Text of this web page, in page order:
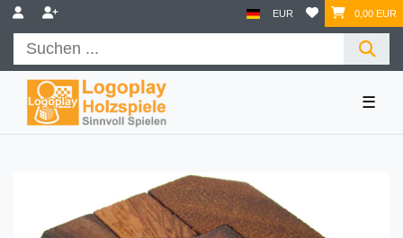
EUR 0,00 EUR
☰